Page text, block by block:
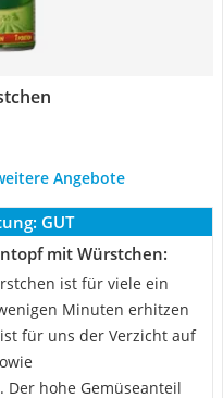
Angebote
GUT
mit Würstchen:
ist für viele ein
Minuten erhitzen
für uns der Verzicht auf
Der hohe Gemüseanteil